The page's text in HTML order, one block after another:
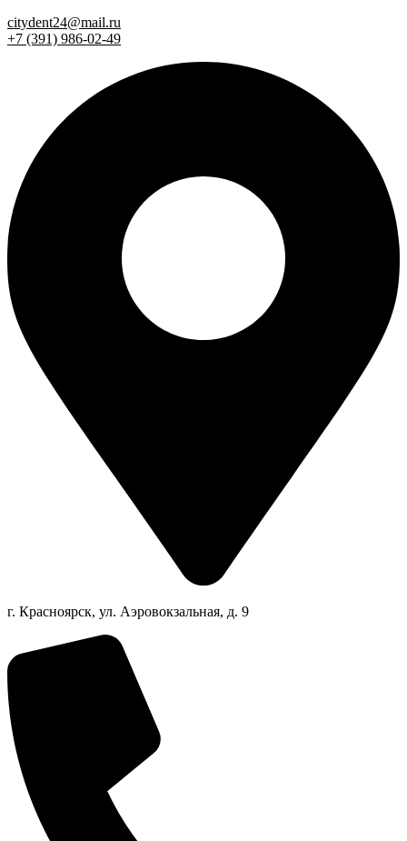
citydent24@mail.ru
+7 (391) 986-02-49
г. Красноярск, ул. Аэровокзальная, д. 9